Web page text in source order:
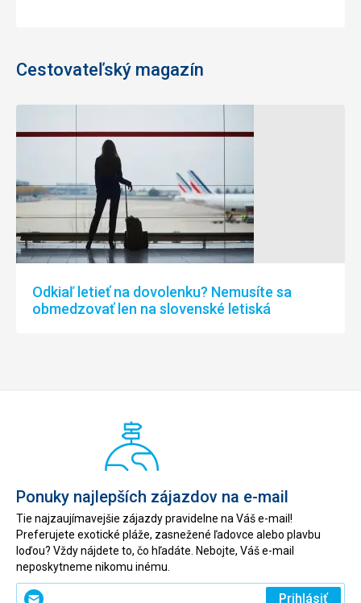
Cestovateľský magazín
Odkiaľ letieť na dovolenku? Nemusíte sa
obmedzovať len na slovenské letiská
Ponuky najlepších zájazdov na e-mail
Tie najzaujímavejšie zájazdy pravidelne na Váš e-mail!
Preferujete exotické pláže, zasnežené ľadovce alebo plavbu
loďou? Vždy nájdete to, čo hľadáte. Nebojte, Váš e-mail
neposkytneme nikomu inému.
Zadajte
Prihlásiť